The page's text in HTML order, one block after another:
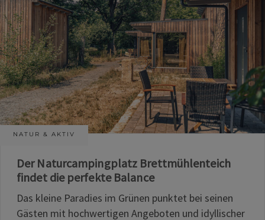
NATUR & AKTIV
Der Naturcampingplatz Brettmühlenteich
findet die perfekte Balance
Das kleine Paradies im Grünen punktet bei seinen
Gästen mit hochwertigen Angeboten und idyllischer